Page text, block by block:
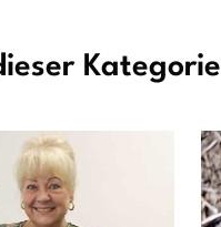
Kategorie